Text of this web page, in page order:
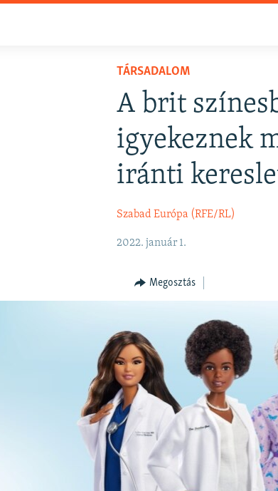
TÁRSADALOM
A brit
igyekeznek
iránti
Szabad Európa (RFE/RL)
2022. január 1.
Megosztás